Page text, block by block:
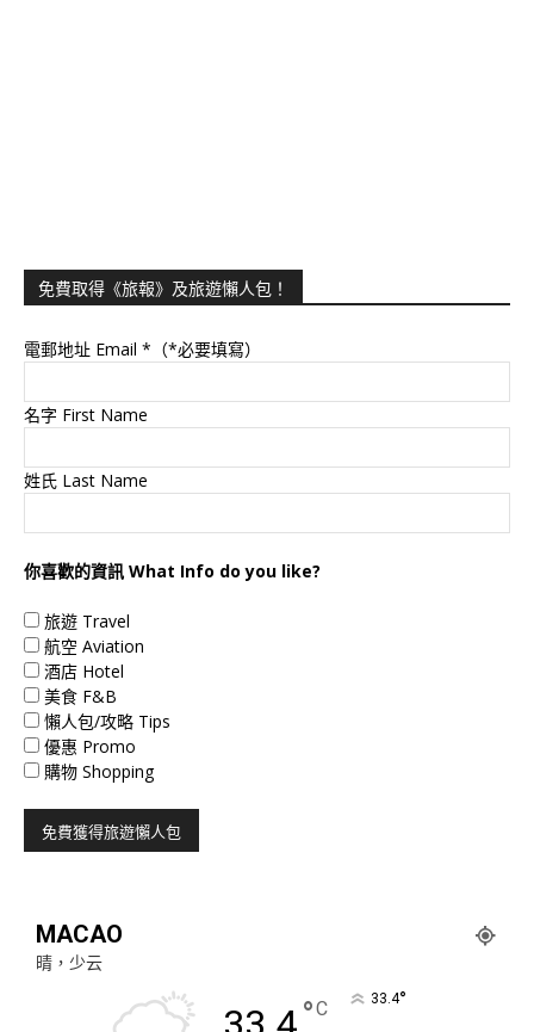
免費取得《旅報》及旅遊懶人包！
電郵地址 Email *（*必要填寫）
名字 First Name
姓氏 Last Name
你喜歡的資訊 What Info do you like?
旅遊 Travel
航空 Aviation
酒店 Hotel
美食 F&B
懶人包/攻略 Tips
優惠 Promo
購物 Shopping
MACAO
晴，少云
°C 33.4°